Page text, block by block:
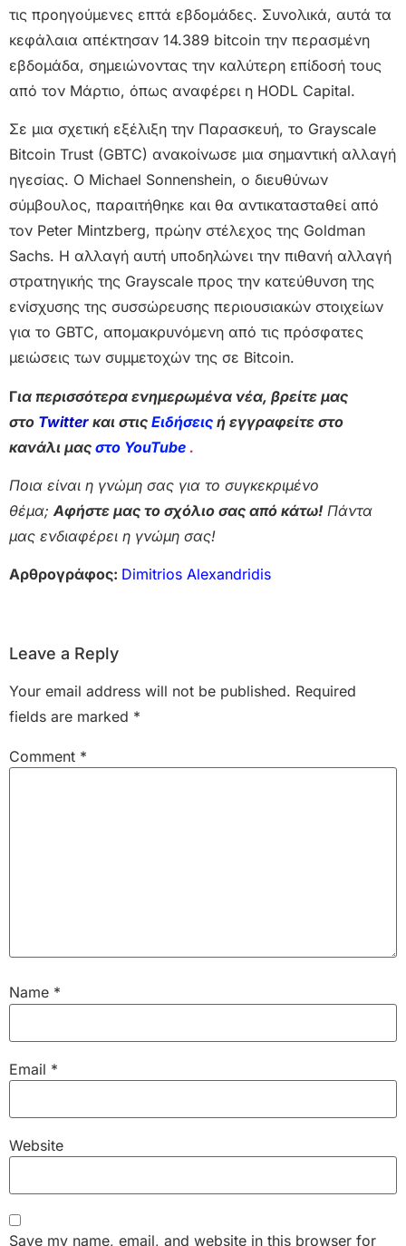
τις προηγούμενες επτά εβδομάδες. Συνολικά, αυτά τα
κεφάλαια απέκτησαν 14.389 bitcoin την περασμένη
εβδομάδα, σημειώνοντας την καλύτερη επίδοσή τους
από τον Μάρτιο, όπως αναφέρει η HODL Capital.
Σε μια σχετική εξέλιξη την Παρασκευή, το Grayscale
Bitcoin Trust (GBTC) ανακοίνωσε μια σημαντική αλλαγή
ηγεσίας. Ο Michael Sonnenshein, ο διευθύνων
σύμβουλος, παραιτήθηκε και θα αντικατασταθεί από
τον Peter Mintzberg, πρώην στέλεχος της Goldman
Sachs. Η αλλαγή αυτή υποδηλώνει την πιθανή αλλαγή
στρατηγικής της Grayscale προς την κατεύθυνση της
ενίσχυσης της συσσώρευσης περιουσιακών στοιχείων
για το GBTC, απομακρυνόμενη από τις πρόσφατες
μειώσεις των συμμετοχών της σε Bitcoin.
Για περισσότερα ενημερωμένα νέα, βρείτε μας
στο Twitter και στις Ειδήσεις ή εγγραφείτε στο
κανάλι μας στο YouTube .
Ποια είναι η γνώμη σας για το συγκεκριμένο
θέμα;Αφήστε μας το σχόλιο σας από κάτω! Πάντα
μας ενδιαφέρει η γνώμη σας!
Αρθρογράφος: Dimitrios Alexandridis
Leave a Reply
Your email address will not be published. Required
fields are marked *
Comment *
Name *
Email *
Website
Save my name, email, and website in this browser for